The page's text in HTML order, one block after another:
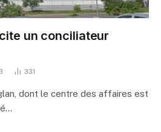
un conciliateur
331
dont le centre des affaires est